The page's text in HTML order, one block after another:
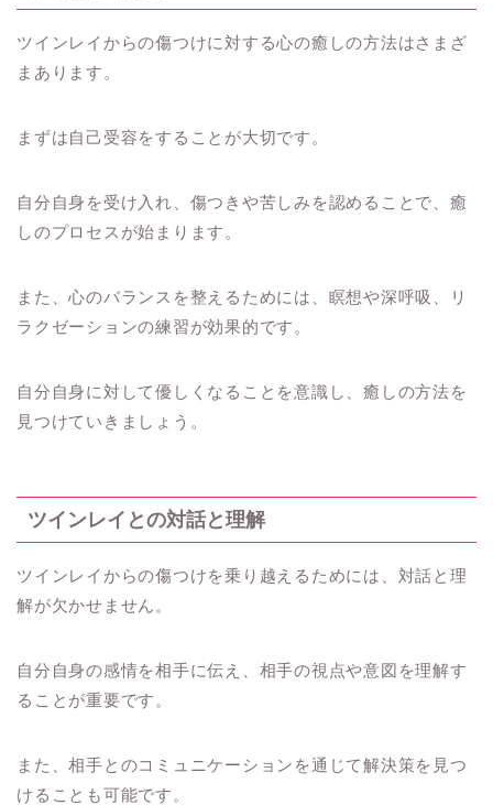
ツインレイからの傷つけに対する心の癒しの方法はさまざ
まあります。
まずは自己受容をすることが大切です。
自分自身を受け入れ、傷つきや苦しみを認めることで、癒
しのプロセスが始まります。
また、心のバランスを整えるためには、瞑想や深呼吸、リ
ラクゼーションの練習が効果的です。
自分自身に対して優しくなることを意識し、癒しの方法を
見つけていきましょう。
ツインレイとの対話と理解
ツインレイからの傷つけを乗り越えるためには、対話と理
解が欠かせません。
自分自身の感情を相手に伝え、相手の視点や意図を理解す
ることが重要です。
また、相手とのコミュニケーションを通じて解決策を見つ
けることも可能です。